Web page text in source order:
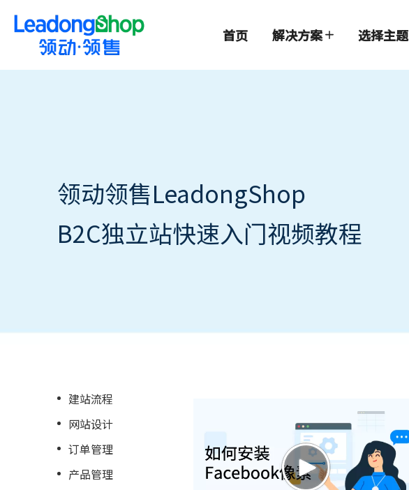
首页 解决方案 选择主题
领动领售LeadongShop
B2C独立站快速入门视频教程
建站流程
网站设计
订单管理
产品管理